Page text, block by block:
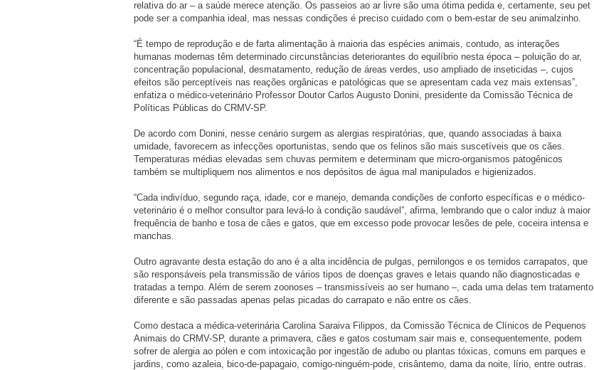
relativa do ar – a saúde merece atenção. Os passeios ao ar livre são uma ótima pedida e, certamente, seu pet
pode ser a companhia ideal, mas nessas condições é preciso cuidado com o bem-estar de seu animalzinho.
“É tempo de reprodução e de farta alimentação à maioria das espécies animais, contudo, as interações
humanas modernas têm determinado circunstâncias deteriorantes do equilíbrio nesta época – poluição do ar,
concentração populacional, desmatamento, redução de áreas verdes, uso ampliado de inseticidas –, cujos
efeitos são perceptíveis nas reações orgânicas e patológicas que se apresentam cada vez mais extensas”,
enfatiza o médico-veterinário Professor Doutor Carlos Augusto Donini, presidente da Comissão Técnica de
Políticas Públicas do CRMV-SP.
De acordo com Donini, nesse cenário surgem as alergias respiratórias, que, quando associadas à baixa
umidade, favorecem as infecções oportunistas, sendo que os felinos são mais suscetíveis que os cães.
Temperaturas médias elevadas sem chuvas permitem e determinam que micro-organismos patogênicos
também se multipliquem nos alimentos e nos depósitos de água mal manipulados e higienizados.
“Cada indivíduo, segundo raça, idade, cor e manejo, demanda condições de conforto específicas e o médico-
veterinário é o melhor consultor para levá-lo à condição saudável”, afirma, lembrando que o calor induz à maior
frequência de banho e tosa de cães e gatos, que em excesso pode provocar lesões de pele, coceira intensa e
manchas.
Outro agravante desta estação do ano é a alta incidência de pulgas, pernilongos e os temidos carrapatos, que
são responsáveis pela transmissão de vários tipos de doenças graves e letais quando não diagnosticadas e
tratadas a tempo. Além de serem zoonoses – transmissíveis ao ser humano –, cada uma delas tem tratamento
diferente e são passadas apenas pelas picadas do carrapato e não entre os cães.
Como destaca a médica-veterinária Carolina Saraiva Filippos, da Comissão Técnica de Clínicos de Pequenos
Animais do CRMV-SP, durante a primavera, cães e gatos costumam sair mais e, consequentemente, podem
sofrer de alergia ao pólen e com intoxicação por ingestão de adubo ou plantas tóxicas, comuns em parques e
jardins, como azaleia, bico-de-papagaio, comigo-ninguém-pode, crisântemo, dama da noite, lírio, entre outras.